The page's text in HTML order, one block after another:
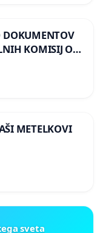
DOKUMENTOV
KOMISIJ O
METELKOVI
sveta